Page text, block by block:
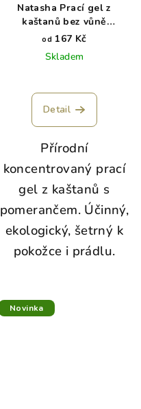
Natasha Prací gel z
kaštanů bez vůně
koncentrát
od 167 Kč
Skladem
Detail
Přírodní
koncentrovaný prací
gel z kaštanů s
pomerančem. Účinný,
ekologický, šetrný k
pokožce i prádlu.
Novinka